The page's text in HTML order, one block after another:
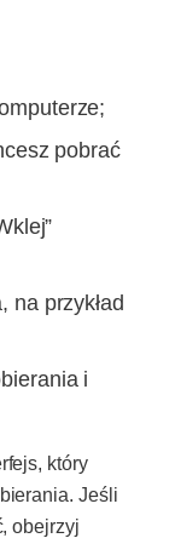
pobrać
na przykład
i
który
Jeśli
obejrzyj